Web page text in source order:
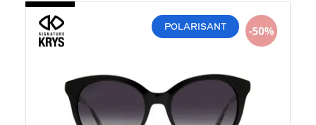
POLARISANT